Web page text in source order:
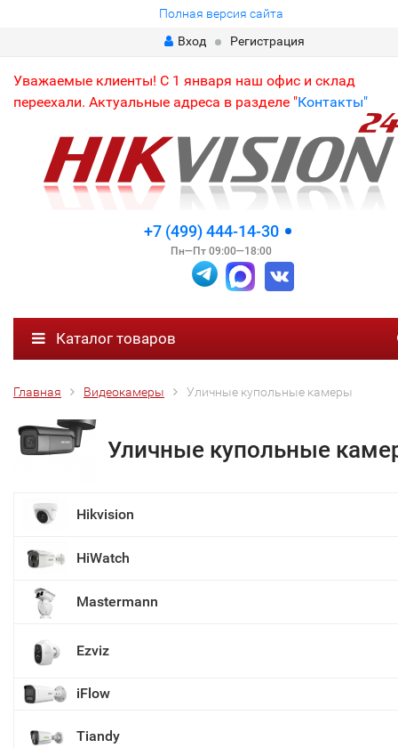
Полная версия сайта
Вход
Регистрация
Уважаемые клиенты! С 1 января наш офис и склад
переехали. Актуальные адреса в разделе "Контакты"
+7 (499) 444-14-30
Пн—Пт 09:00—18:00
Каталог товаров
Главная Видеокамеры Уличные купольные камеры
Уличные купольные
Hikvision
HiWatch
Mastermann
Ezviz
iFlow
Tiandy